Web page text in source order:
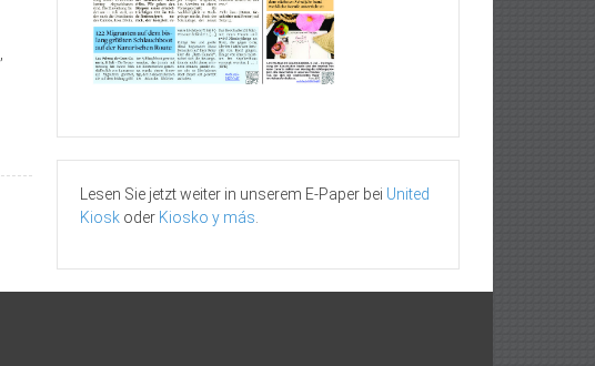
Lesen Sie jetzt weiter in unserem E-Paper bei United
Kiosk oder Kiosko y más